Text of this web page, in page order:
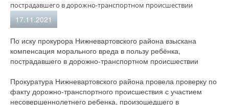
пострадавшего в дорожно-транспортном происшествии
17.11.2021
По иску прокурора Нижневартовского района взыскана
компенсация морального вреда в пользу ребёнка,
пострадавшего в дорожно-транспортном происшествии
Прокуратура Нижневартовского района провела проверку по
факту дорожно-транспортного происшествия с участием
несовершеннолетнего ребенка, произошедшего в